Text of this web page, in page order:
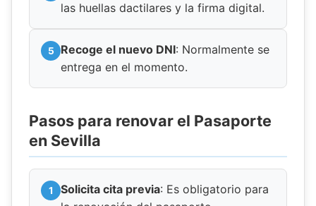
las huellas dactilares y la firma digital.
Recoge el nuevo DNI: Normalmente se
entrega en el momento.
Pasos para renovar el Pasaporte
en Sevilla
Solicita cita previa: Es obligatorio para